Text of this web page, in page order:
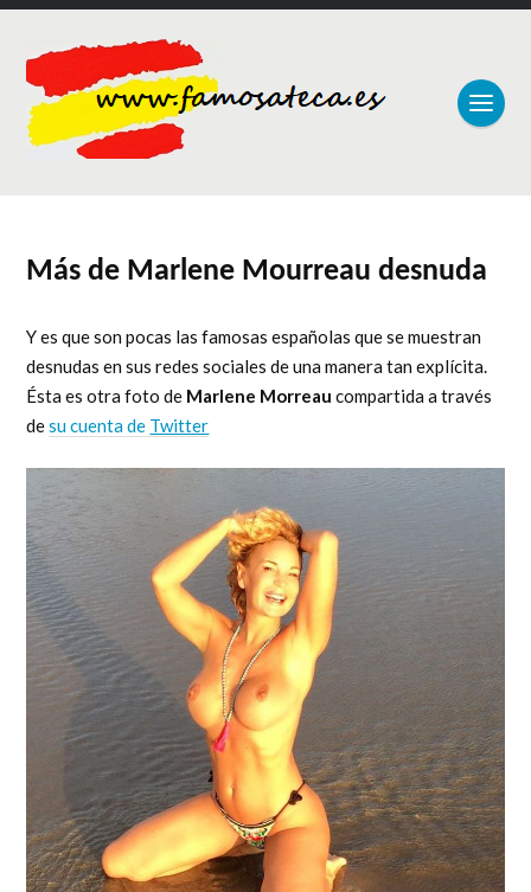
Más de Marlene Mourreau desnuda
Y es que son pocas las famosas españolas que se muestran
desnudas en sus redes sociales de una manera tan explícita.
Ésta es otra foto de Marlene Morreau compartida a través
desu cuenta de Twitter